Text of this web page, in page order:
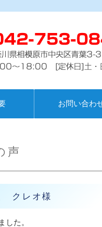
製作・施工の
お問い合わ
声
クレオ様
した。